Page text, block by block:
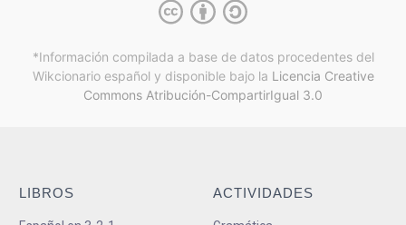
*Información compilada a base de datos procedentes del
Wikcionario español y disponible bajo la Licencia Creative
Commons Atribución-CompartirIgual 3.0
LIBROS ACTIVIDADES